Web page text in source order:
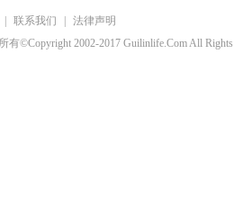
联系我们
法律声明
有©Copyright 2002-2017 Guilinlife.Com All Rights